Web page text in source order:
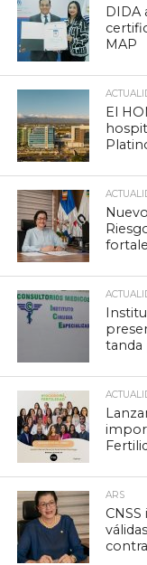
DIDA
MAP
El
tanda
ARS